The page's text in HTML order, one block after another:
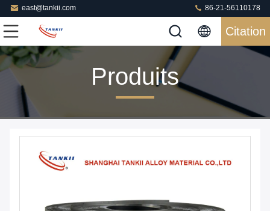
east@tankii.com 86-21-56110178
Citation
Produits